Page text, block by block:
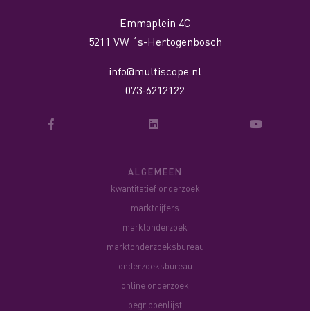
Emmaplein 4C
5211 VW ´s-Hertogenbosch
info@multiscope.nl
073-6212122
ALGEMEEN
kwantitatief onderzoek
marktcijfers
marktonderzoek
marktonderzoeksbureau
onderzoeksbureau
online onderzoek
begrippenlijst